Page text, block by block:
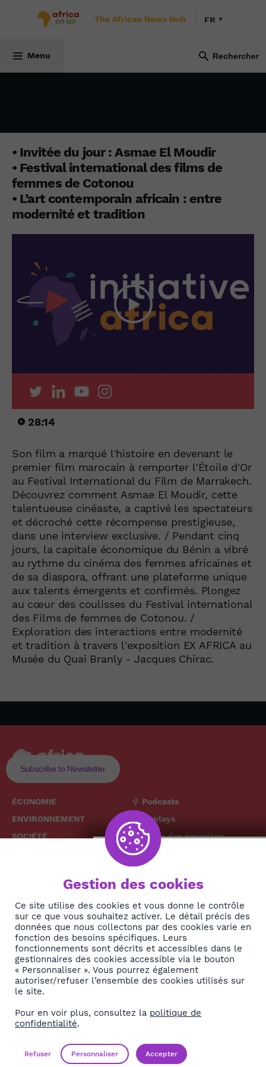
The African News Hub FR
Menu
• Invitée du jour : Asmae El Moudir
• Festival international des films de
femmes de Cotonou
• L’art contemporain africain : entre
modernité et tradition
28:14
Son film a marqué l'histoire en devenant le
premier film marocain à remporter l'Étoile d'Or
au Festival International du Film de Marrakech.
Découvrez comment Asmae El Moudir, cette
talentueuse cinéaste, a captivé les spectateurs
et décroché cette récompense prestigieuse,
dans une interview exclusive. / Pendant cinq
jours, la capitale économique du Bénin a vibré
au rythme du cinéma des femmes africaines et
de sa diaspora, offrant une plateforme unique
aux talents émergents et confirmés. Plongez
au cœur des coulisses du Festival international
des Films de femmes de Cotonou. /
Exploration des interactions entre modernité
et tradition à travers l'exposition EX AFRICA au
Musée du Quai Branly - Jacques Chirac.
Subscribe to Newsletter
ÉCONOMIE
ENVIRONNEMENT
SOCIÉTÉ
DIASPORA
REJOIGNEZ-NOUS
Podcasts
Replays
Grille des émissions
À propos
Politique de confidentialité
The African
News Hub
NEWSLETTER
S'abonner
Gestion des cookies
Ce site utilise des cookies et vous donne le contrôle
sur ce que vous souhaitez activer. Le détail précis des
données que nous collectons par des cookies varie en
fonction des besoins spécifiques. Leurs
fonctionnements sont décrits et accessibles dans le
gestionnaires des cookies accessible via le bouton
« Personnaliser ». Vous pourrez également
autoriser/refuser l’ensemble des cookies utilisés sur
le site.
Pour en voir plus, consultez la politique de
confidentialité.
Refuser Personnaliser Accepter